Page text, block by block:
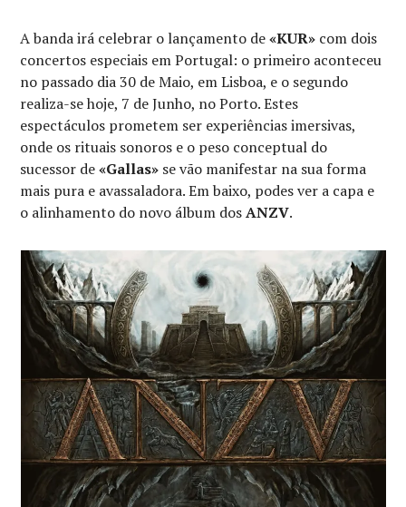
A banda irá celebrar o lançamento de«KUR» com dois
concertos especiais em Portugal: o primeiro aconteceu
no passado dia 30 de Maio, em Lisboa, e o segundo
realiza-se hoje, 7 de Junho, no Porto. Estes
espectáculos prometem ser experiências imersivas,
onde os rituais sonoros e o peso conceptual do
sucessor de«Gallas» se vão manifestar na sua forma
mais pura e avassaladora. Em baixo, podes ver a capa e
o alinhamento do novo álbum dosANZV.